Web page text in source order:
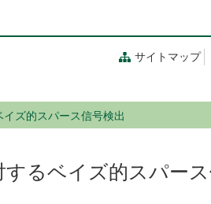
サイトマップ
ズ的スパース信号検出
るベイズ的スパー